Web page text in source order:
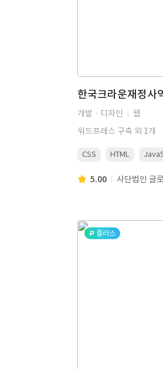
개발 · 디자인
웹
워드프레스 구축 외 1개
CSS HTML
5.00 사단법인 글
플러스